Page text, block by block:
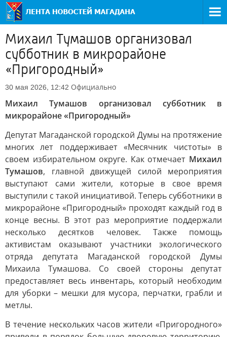
Михаил Тумашов организовал
субботник в микрорайоне
«Пригородный»
30 мая 2026, 12:42 Официально
Михаил Тумашов организовал субботник в
микрорайоне «Пригородный»
Депутат Магаданской городской Думы на протяжение
многих лет поддерживает «Месячник чистоты» в
своем избирательном округе. Как отмечает Михаил
Тумашов, главной движущей силой мероприятия
выступают сами жители, которые в свое время
выступили с такой инициативой. Теперь субботники в
микрорайоне «Пригородный» проходят каждый год в
конце весны. В этот раз мероприятие поддержали
несколько десятков человек. Также помощь
активистам оказывают участники экологического
отряда депутата Магаданской городской Думы
Михаила Тумашова. Со своей стороны депутат
предоставляет весь инвентарь, который необходим
для уборки – мешки для мусора, перчатки, грабли и
метлы.
В течение нескольких часов жители «Пригородного»